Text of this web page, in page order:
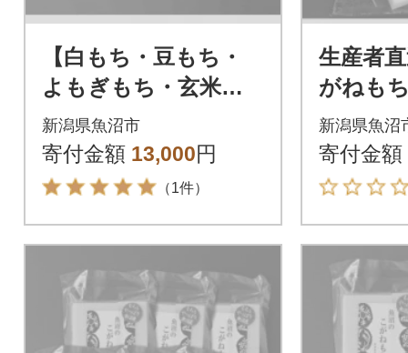
【白もち・豆もち・
よもぎもち・玄米も
ち】魚沼産こがねも
ち100%使用杵つき生
きりもち240g計8袋
新潟県魚沼市
寄付金額 13,000円
（1件）
生産者
がねも
里もち(
ち)】
新潟県魚沼
寄付金額